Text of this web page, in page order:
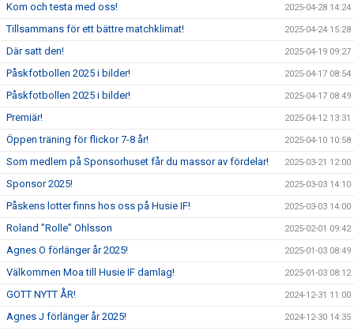
Kom och testa med oss! 2025-04-28 14:24
Tillsammans för ett bättre matchklimat! 2025-04-24 15:28
Där satt den! 2025-04-19 09:27
Påskfotbollen 2025 i bilder! 2025-04-17 08:54
Påskfotbollen 2025 i bilder! 2025-04-17 08:49
Premiär! 2025-04-12 13:31
Öppen träning för flickor 7-8 år! 2025-04-10 10:58
Som medlem på Sponsorhuset får du massor av fördelar! 2025-03-21 12:00
Sponsor 2025! 2025-03-03 14:10
Påskens lotter finns hos oss på Husie IF! 2025-03-03 14:00
Roland ”Rolle” Ohlsson 2025-02-01 09:42
Agnes O förlänger år 2025! 2025-01-03 08:49
Välkommen Moa till Husie IF damlag! 2025-01-03 08:12
GOTT NYTT ÅR! 2024-12-31 11:00
Agnes J förlänger år 2025! 2024-12-30 14:35